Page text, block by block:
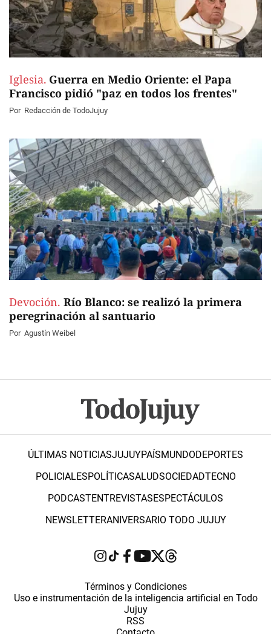
Iglesia. Guerra en Medio Oriente: el Papa
Francisco pidió "paz en todos los frentes"
Por Redacción de TodoJujuy
Devoción. Río Blanco: se realizó la primera
peregrinación al santuario
Por Agustín Weibel
ÚLTIMAS NOTICIASJUJUYPAÍSMUNDODEPORTES
POLICIALESPOLÍTICASALUDSOCIEDADTECNO
PODCASTENTREVISTASESPECTÁCULOS
NEWSLETTERANIVERSARIO TODO JUJUY
Términos y Condiciones
Uso e instrumentación de la inteligencia artificial en Todo
Jujuy
RSS